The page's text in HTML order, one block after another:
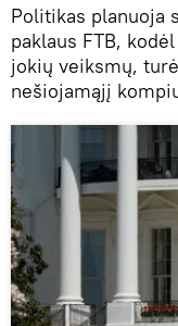
Politikas planuoja
paklaus FTB,
jokių veiksmų,
nešiojamąjį